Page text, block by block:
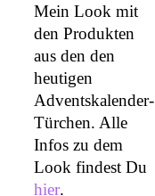
Mein Look mit
den Produkten
aus den den
heutigen
Adventskalender-
Türchen. Alle
Infos zu dem
Look findest Du
hier.